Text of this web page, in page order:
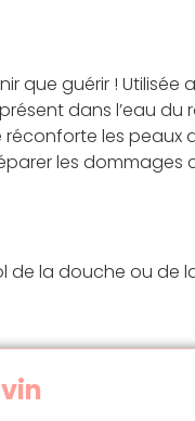
que guérir ! Utilisée
dans l’eau du
les peaux
les dommages
de la douche ou de